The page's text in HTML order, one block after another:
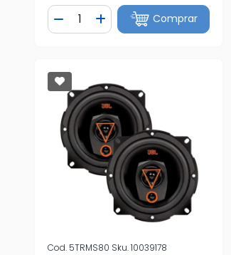
Diminuir Quantidade
Quantidade
Adicionar Quantidade
Comprar
Cod. 5TRMS80 Sku.10039178